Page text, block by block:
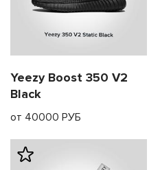
Yeezy Boost 350 V2
Black
от 40000 РУБ